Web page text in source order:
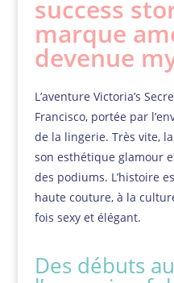
success
marque
devenue
L’aventure Victoria’s
Francisco, portée par
de la lingerie. Très vite,
son esthétique glamour
des podiums. L’histoire
haute couture, à la
fois sexy et élégant.
Des débuts